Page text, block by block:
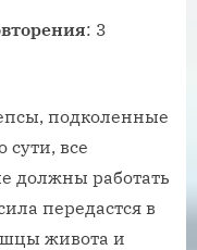
: 3
подколенные
сути, все
должны работать
передастся в
живота и